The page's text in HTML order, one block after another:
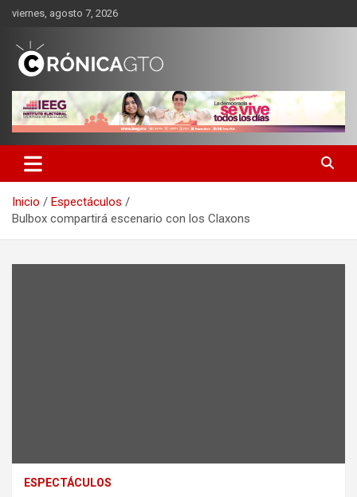
Saltar
contenido
viernes, agosto 7, 2026
CRONICA GUANAJUATO
Inicio
Espectáculos
Bulbox compartirá escenario con los Claxons
ESPECTÁCULOS